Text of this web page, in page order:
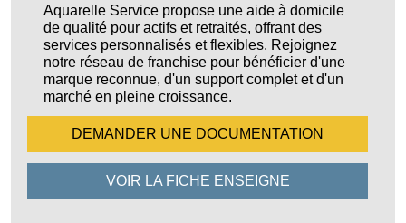
Aquarelle Service propose une aide à domicile
de qualité pour actifs et retraités, offrant des
services personnalisés et flexibles. Rejoignez
notre réseau de franchise pour bénéficier d'une
marque reconnue, d'un support complet et d'un
marché en pleine croissance.
DEMANDER UNE DOCUMENTATION
VOIR LA FICHE ENSEIGNE